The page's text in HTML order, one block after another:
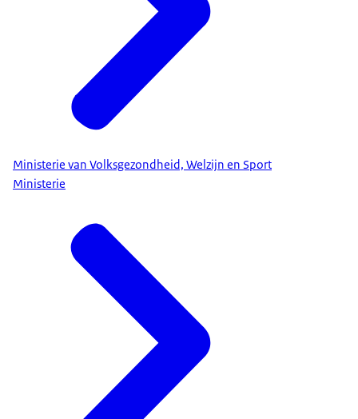
Ministerie van Volksgezondheid, Welzijn en Sport
Ministerie